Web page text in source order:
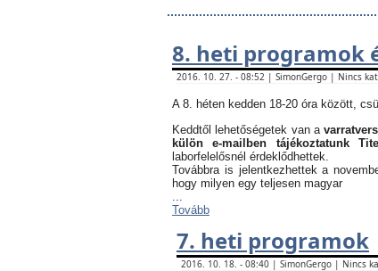
8. heti programok
2016. 10. 27. - 08:52 | SimonGergo | Nincs
A 8. héten kedden 18-20 óra között,
Keddtől lehetőségetek van a
külön e-mailben tájékoztatunk
laborfelelősnél érdeklődhettek.
Továbbra is jelentkezhettek a
hogy milyen egy teljesen magyar
...
Tovább
7. heti programok
2016. 10. 18. - 08:40 | SimonGergo | Nincs